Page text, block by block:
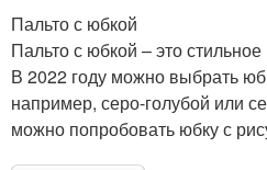
Пальто с юбкой
Пальто с юбкой – это
В 2022 году можно выбрать
например, серо-голубой или
можно попробовать юбку с